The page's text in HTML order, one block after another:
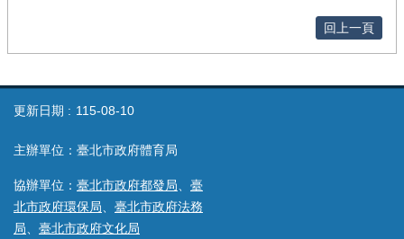
回上一頁
更新日期 115-08-10
主辦單位：臺北市政府體育局
協辦單位： 臺北市政府都發局
臺
北市政府環保局
臺北市政府法務
局
臺北市政府文化局